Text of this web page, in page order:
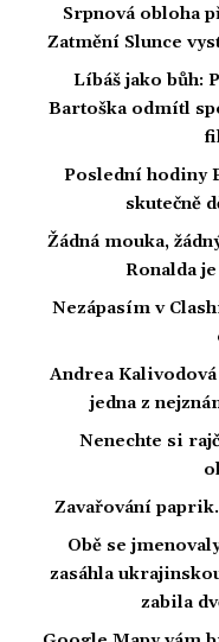
Srpnová obloha
Zatmění Slunce
Líbáš jako bůh:
Bartoška odmítl
Poslední hodiny
skutečně
Žádná mouka,
Ronalda
Nezápasím v
Andrea
jedna z
Nenechte si
Zavařování
Obě se
zasáhla
zabila